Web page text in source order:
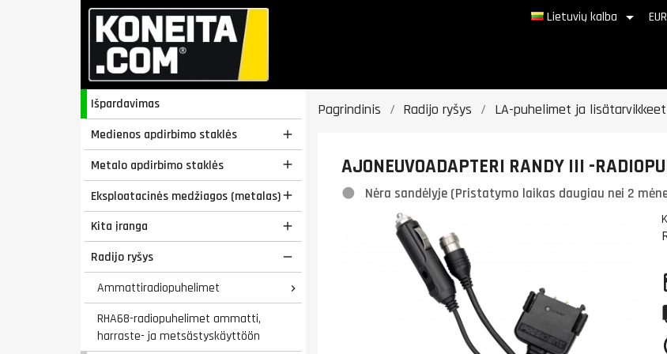
Lietuvių kalba 
Išpardavimas
Medienos apdirbimo staklės

Metalo apdirbimo staklės 
Eksploatacinės medžiagos (metalas)
Kita įranga 
Radijo ryšys 
Ammattiradiopuhelimet 
RHA68-radiopuhelimet ammatti,
harraste- ja metsästyskäyttöön
Pagrindinis Radijo ryšys LA-puhelimet ja lisätarvikkeet
AJONEUVOADAPTERI RANDY III -
Nėra sandėlyje (Pristatymo laikas daugiau nei 2